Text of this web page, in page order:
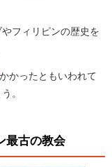
フィリピンの歴史を
かかったともいわれて
。
最古の教会